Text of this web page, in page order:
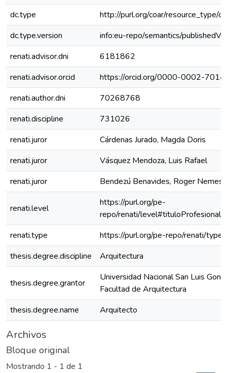
dc.type
http://purl.org/coar/resource_type/
dc.type.version
info:eu-repo/semantics/
renati.advisor.dni
6181862
renati.advisor.orcid
https://orcid.org/0000-0002-
renati.author.dni
70268768
renati.discipline
731026
renati.juror
Cárdenas Jurado, Magda Doris
renati.juror
Vásquez Mendoza, Luis Rafael
renati.juror
Bendezú Benavides, Roger
renati.level
https://purl.org/pe-
repo/renati/level#tituloProfesional
renati.type
https://purl.org/pe-repo/renati/
thesis.degree.discipline
Arquitectura
thesis.degree.grantor
Universidad Nacional San Luis
Facultad de Arquitectura
thesis.degree.name
Arquitecto
Archivos
Bloque original
Mostrando 1 - 1 de 1